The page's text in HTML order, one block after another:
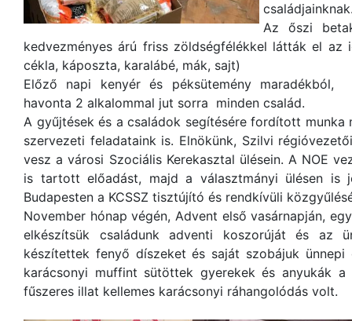
Az őszi
kedvezményes árú friss zöldségfélékkel látták el az
cékla, káposzta, karalábé, mák, sajt)
Előző napi kenyér és péksütemény maradékból,
havonta 2 alkalommal jut sorra minden család.
A gyűjtések és a családok segítésére fordított
szervezeti feladataink is. Elnökünk, Szilvi
vesz a városi Szociális Kerekasztal ülésein. A NOE
is tartott előadást, majd a választmányi ülésen is
Budapesten a KCSSZ tisztújító és rendkívüli
November hónap végén, Advent első vasárnapján,
elkészítsük családunk adventi koszorúját és az
készítettek fenyő díszeket és saját szobájuk ünnepi
karácsonyi muffint sütöttek gyerekek és anyukák a
fűszeres illat kellemes karácsonyi ráhangolódás volt.